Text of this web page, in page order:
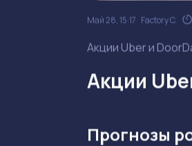
Май 28, 15:17 Factory C.
Акции Uber и
Акции
Прогнозы